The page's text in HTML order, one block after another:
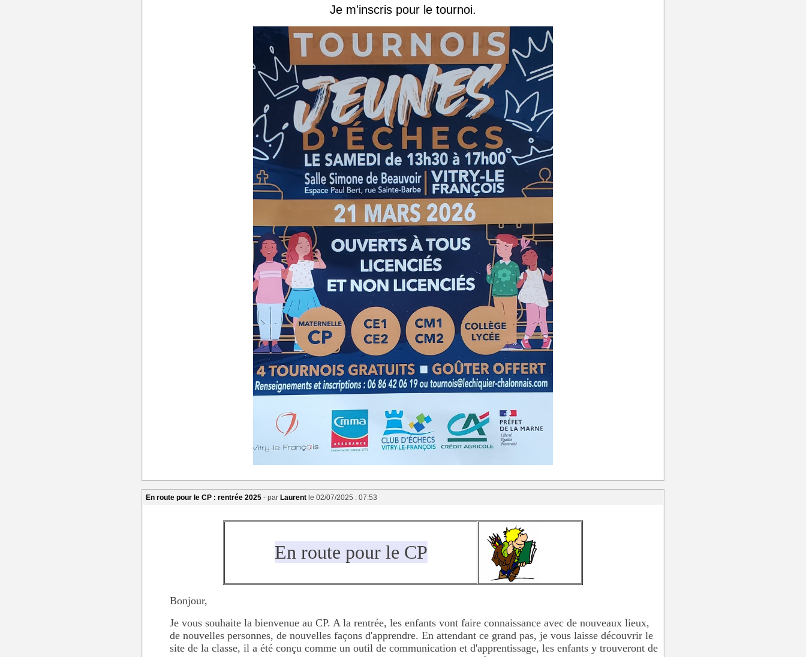
Je m'inscris pour le tournoi.
En route pour le CP : rentrée 2025 - par Laurent le 02/07/2025 : 07:53
En route pour le CP
Bonjour,
Je vous souhaite la bienvenue au CP. A la rentrée, les enfants vont faire connaissance avec de nouveaux lieux,
de nouvelles personnes, de nouvelles façons d'apprendre. En attendant ce grand pas, je vous laisse découvrir le
site de la classe, il a été conçu comme un outil de communication et d'apprentissage, les enfants y trouveront de